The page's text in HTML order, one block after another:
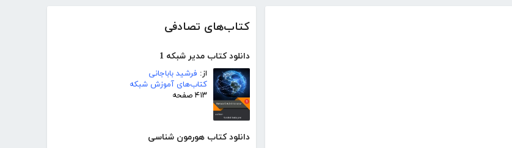
کتاب‌های تصادفی
دانلود کتاب مدیر شبکه 1
از: فرشید باباجانی
کتاب‌های آموزش شبکه
۴۱۳ صفحه
دانلود کتاب هورمون شناسی